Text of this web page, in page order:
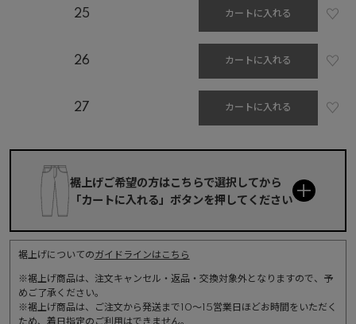
25 カートに入れる
26 カートに入れる
27 カートに入れる
裾上げご希望の方はこちらで選択してから
「カートに入れる」ボタンを押してください
裾上げについてのガイドラインはこちら
※裾上げ商品は、注文キャンセル・返品・交換対象外となりますので、予
めご了承ください。
※裾上げ商品は、ご注文から発送まで10～15営業日ほどお時間をいただく